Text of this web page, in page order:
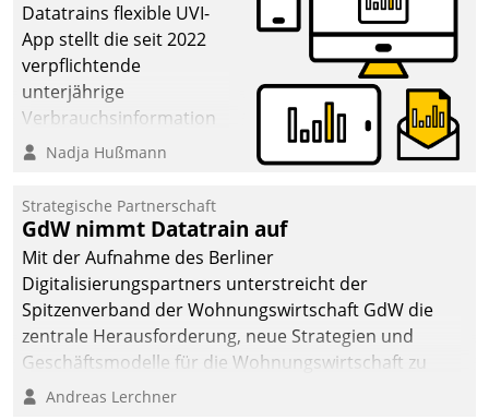
Datatrains flexible UVI-
App stellt die seit 2022
verpflichtende
unterjährige
Verbrauchsinformation
schnell, zuverlässig und
Die monatlichen
Mitteilungen zum
Heizungs- und
Wasserverbrauch gehen
automatisiert, vollständig
und auf Wunsch über
mehrere zuvor
Kommunikationswege bei
Nadja Hußmann
Strategische Partnerschaft
GdW nimmt Datatrain auf
Mit der Aufnahme des Berliner
Digitalisierungspartners unterstreicht der
Spitzenverband der Wohnungswirtschaft GdW die
zentrale Herausforderung, neue Strategien und
Geschäftsmodelle für die Wohnungswirtschaft zu
entwickeln.
Andreas Lerchner